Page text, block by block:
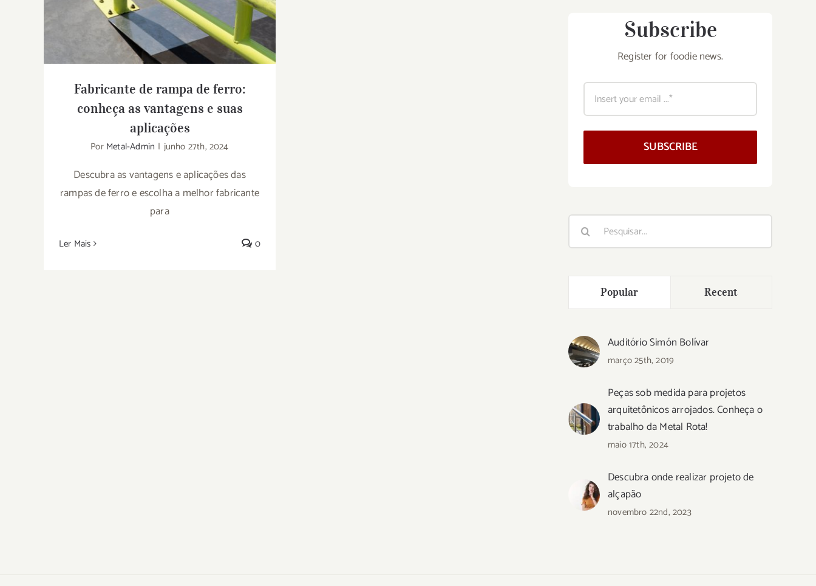
as vantagens e suas aplicações
Fabricante de rampa de ferro:
conheça as vantagens e suas
aplicações
Por Metal-Admin | junho 27th, 2024
Descubra as vantagens e aplicações das
rampas de ferro e escolha a melhor fabricante
para
Ler Mais 0
Subscribe
Register for foodie news.
SUBSCRIBE
Buscar
resultados
Popular Recent
Auditório Simón Bolívar
março 25th, 2019
Peças sob medida para projetos
arquitetônicos arrojados. Conheça o
trabalho da Metal Rota!
maio 17th, 2024
Descubra onde realizar projeto de
alçapão
novembro 22nd, 2023